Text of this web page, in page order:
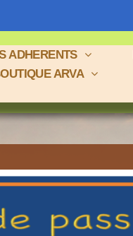
ADHERENTS
ARVA